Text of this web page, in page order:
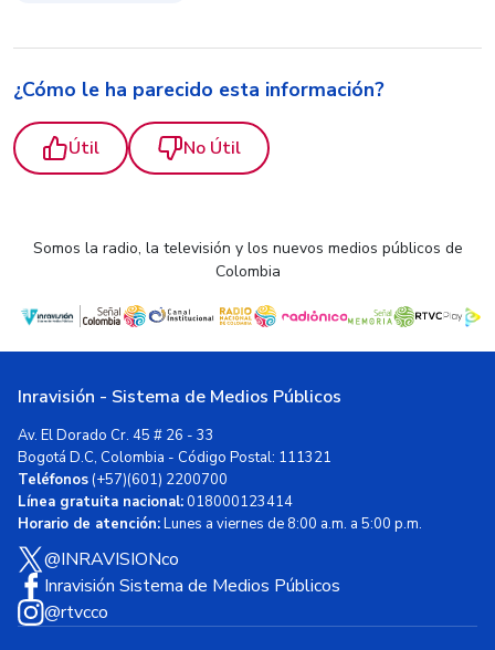
¿Cómo le ha parecido esta información?
Útil No Útil
Somos la radio, la televisión y los nuevos medios públicos de
Colombia
Inravisión - Sistema de Medios Públicos
Av. El Dorado Cr. 45 # 26 - 33
Bogotá D.C, Colombia - Código Postal: 111321
Teléfonos(+57)(601) 2200700
Línea gratuita nacional:018000123414
Horario de atención:Lunes a viernes de 8:00 a.m. a 5:00 p.m.
@INRAVISIONco
Inravisión Sistema de Medios Públicos
@rtvcco